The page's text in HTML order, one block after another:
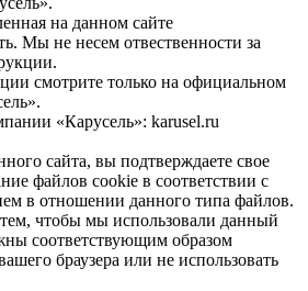
на данном сайте
Мы не несем отвественности за
смотрите только на официальном
«Карусель»: karusel.ru
сайта, вы подтверждаете свое
файлов cookie в соответствии с
в отношении данного типа файлов.
чтобы мы использовали данный
соответствующим образом
браузера или не использовать